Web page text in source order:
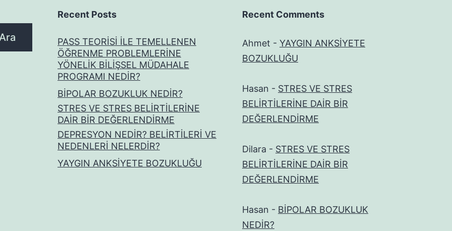
Recent Posts
PASS TEORİSİ İLE TEMELLENEN
ÖĞRENME PROBLEMLERİNE
YÖNELİK BİLİŞSEL MÜDAHALE
PROGRAMI NEDİR?
BİPOLAR BOZUKLUK NEDİR?
STRES VE STRES BELİRTİLERİNE
DAİR BİR DEĞERLENDİRME
DEPRESYON NEDİR? BELİRTİLERİ VE
NEDENLERİ NELERDİR?
YAYGIN ANKSİYETE BOZUKLUĞU
Recent Comments
Ahmet - YAYGIN ANKSİYETE
BOZUKLUĞU
Hasan - STRES VE STRES
BELİRTİLERİNE DAİR BİR
DEĞERLENDİRME
Dilara - STRES VE STRES
BELİRTİLERİNE DAİR BİR
DEĞERLENDİRME
Hasan - BİPOLAR BOZUKLUK
NEDİR?